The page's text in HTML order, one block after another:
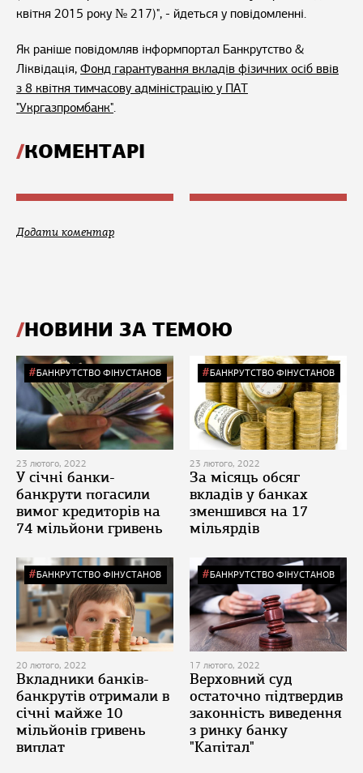
квітня 2015 року № 217)", - йдеться у повідомленні.
Як раніше повідомляв інформпортал Банкрутство &
Ліквідація, Фонд гарантування вкладів фізичних осіб ввів
з 8 квітня тимчасову адміністрацію у ПАТ
"Укргазпромбанк".
КОМЕНТАРІ
Додати коментар
НОВИНИ ЗА ТЕМОЮ
БАНКРУТСТВО ФІНУСТАНОВ
23 лютого, 2022
У січні банки-
банкрути погасили
вимог кредиторів на
74 мільйони гривень
БАНКРУТСТВО ФІНУСТАНОВ
23 лютого, 2022
За місяць обсяг
вкладів у банках
зменшився на 17
мільярдів
БАНКРУТСТВО ФІНУСТАНОВ
20 лютого, 2022
Вкладники банків-
банкрутів отримали в
січні майже 10
мільйонів гривень
виплат
БАНКРУТСТВО ФІНУСТАНОВ
17 лютого, 2022
Верховний суд
остаточно підтвердив
законність виведення
з ринку банку
"Капітал"